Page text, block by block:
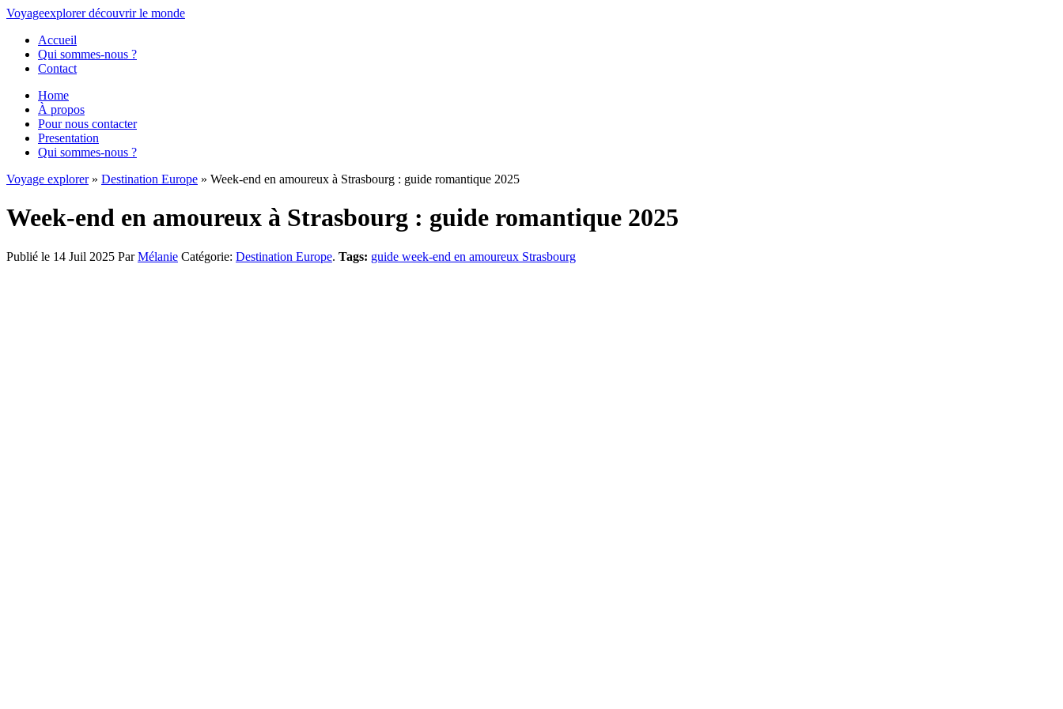
Voyageexplorer découvrirle monde
Accueil
Qui sommes-nous ?
Contact
Home
À propos
Pour nous contacter
Presentation
Qui sommes-nous ?
Voyage explorer» Destination Europe » Week-end en amoureux à Strasbourg : guide romantique 2025
Week-end en amoureux à Strasbourg : guide romantique 2025
Publié le 14 Juil 2025 ParMélanie Catégorie: Destination Europe. Tags: guide week-end en amoureux Strasbourg